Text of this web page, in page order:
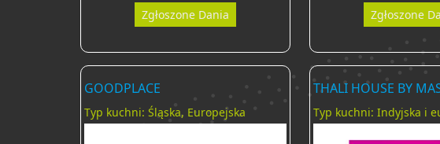
Zgłoszone Dania Zgłoszone
GOODPLACE
Typ kuchni: Śląska, Europejska
THALI HOUSE BY
Typ kuchni: Indyjska i